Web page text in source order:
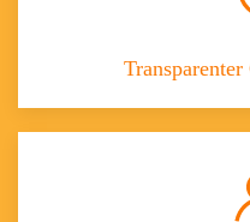
Transparenter